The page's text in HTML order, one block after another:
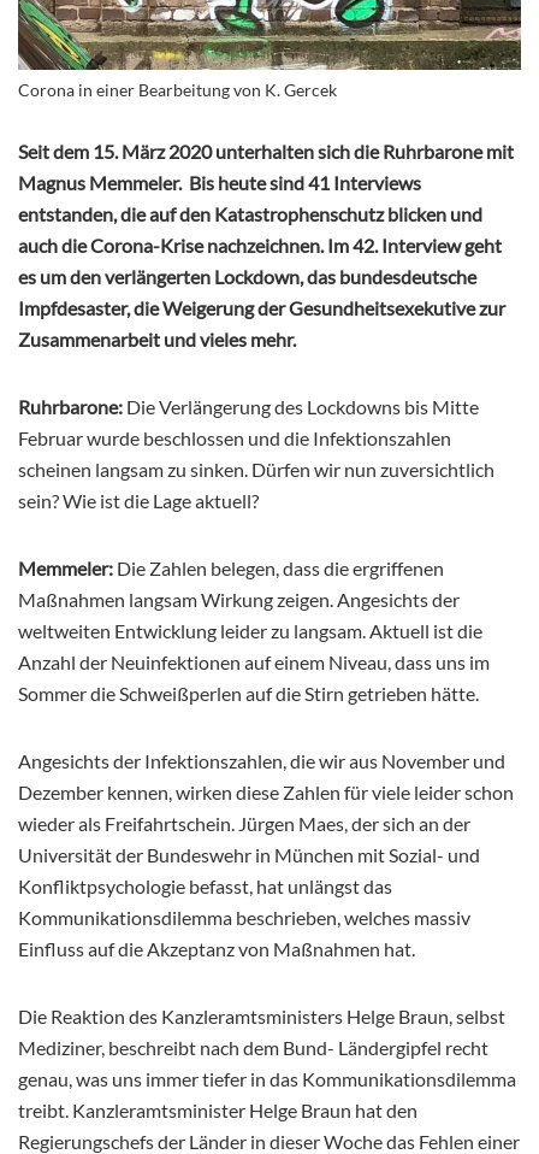
Corona in einer Bearbeitung von K. Gercek
Seit dem 15. März 2020 unterhalten sich die Ruhrbarone mit
Magnus Memmeler. Bis heute sind 41 Interviews
entstanden, die auf den Katastrophenschutz blicken und
auch die Corona-Krise nachzeichnen. Im 42. Interview geht
es um den verlängerten Lockdown, das bundesdeutsche
Impfdesaster, die Weigerung der Gesundheitsexekutive zur
Zusammenarbeit und vieles mehr.
Ruhrbarone: Die Verlängerung des Lockdowns bis Mitte
Februar wurde beschlossen und die Infektionszahlen
scheinen langsam zu sinken. Dürfen wir nun zuversichtlich
sein? Wie ist die Lage aktuell?
Memmeler: Die Zahlen belegen, dass die ergriffenen
Maßnahmen langsam Wirkung zeigen. Angesichts der
weltweiten Entwicklung leider zu langsam. Aktuell ist die
Anzahl der Neuinfektionen auf einem Niveau, dass uns im
Sommer die Schweißperlen auf die Stirn getrieben hätte.
Angesichts der Infektionszahlen, die wir aus November und
Dezember kennen, wirken diese Zahlen für viele leider schon
wieder als Freifahrtschein. Jürgen Maes, der sich an der
Universität der Bundeswehr in München mit Sozial- und
Konfliktpsychologie befasst, hat unlängst das
Kommunikationsdilemma beschrieben, welches massiv
Einfluss auf die Akzeptanz von Maßnahmen hat.
Die Reaktion des Kanzleramtsministers Helge Braun, selbst
Mediziner, beschreibt nach dem Bund- Ländergipfel recht
genau, was uns immer tiefer in das Kommunikationsdilemma
treibt. Kanzleramtsminister Helge Braun hat den
Regierungschefs der Länder in dieser Woche das Fehlen einer